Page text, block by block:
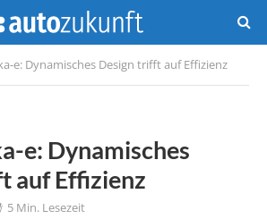
e: Dynamisches Design trifft auf Effizienz
e: Dynamisches
auf Effizienz
5 Min. Lesezeit